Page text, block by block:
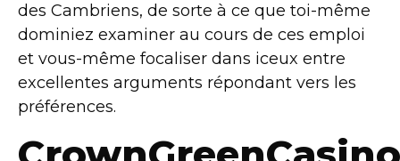
des Cambriens, de sorte à ce que toi-même
dominiez examiner au cours de ces emploi
et vous-même focaliser dans iceux entre
excellentes arguments répondant vers les
préférences.